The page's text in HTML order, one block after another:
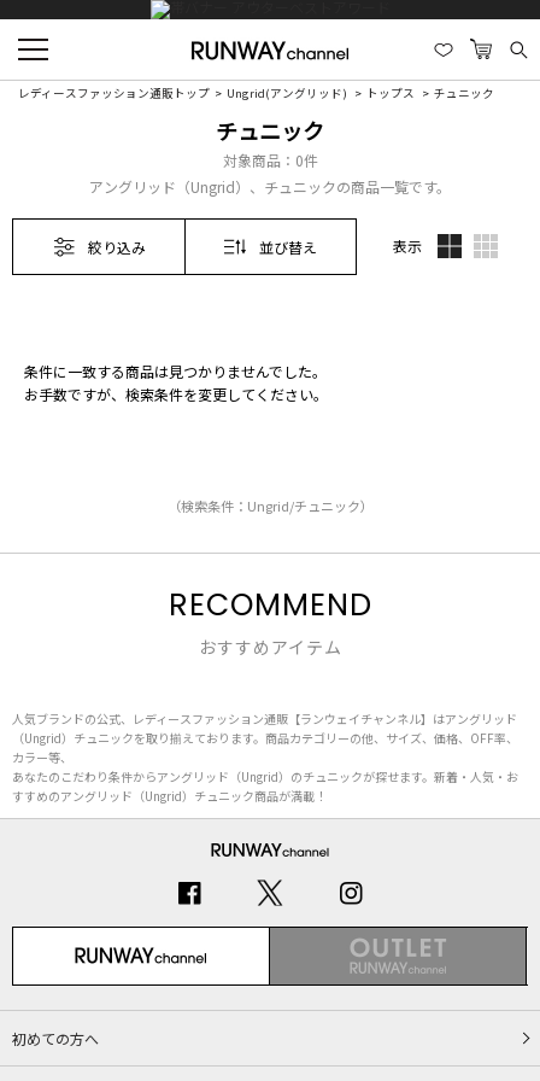
レディースファッション通販トップ Ungrid(アングリッド) トップス チュニック
チュニック
対象商品： 0件
アングリッド（Ungrid）、チュニックの商品一覧です。
絞り込み 並び替え 表示
条件に一致する商品は見つかりませんでした。
お手数ですが、検索条件を変更してください。
（検索条件：Ungrid/チュニック）
RECOMMEND
おすすめアイテム
人気ブランドの公式、レディースファッション通販【ランウェイチャンネル】はアングリッド
（Ungrid）チュニックを取り揃えております。商品カテゴリーの他、サイズ、価格、OFF率、
カラー等、
あなたのこだわり条件からアングリッド（Ungrid）のチュニックが探せます。新着・人気・お
すすめのアングリッド（Ungrid）チュニック商品が満載！
初めての方へ